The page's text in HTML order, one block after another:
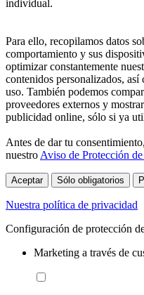
individual.
Para ello, recopilamos datos
comportamiento y sus
optimizar constantemente
contenidos personalizados, así
uso. También podemos
proveedores externos y
publicidad online, sólo si ya
Antes de dar tu
nuestro Aviso de Protección
Aceptar Sólo obligatorios
Nuestra política de privacidad
Configuración de protección
Marketing a través de